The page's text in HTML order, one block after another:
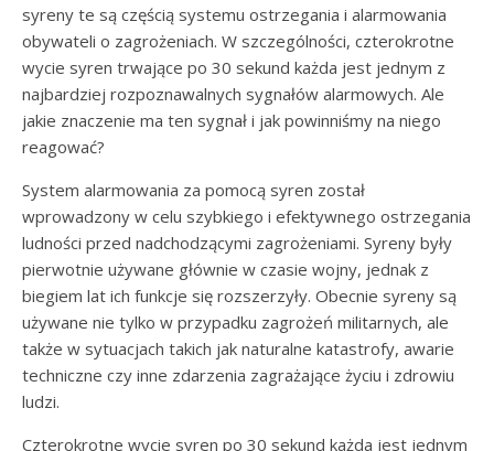
syreny te są częścią systemu ostrzegania i alarmowania
obywateli o zagrożeniach. W szczególności, czterokrotne
wycie syren trwające po 30 sekund każda jest jednym z
najbardziej rozpoznawalnych sygnałów alarmowych. Ale
jakie znaczenie ma ten sygnał i jak powinniśmy na niego
reagować?
System alarmowania za pomocą syren został
wprowadzony w celu szybkiego i efektywnego ostrzegania
ludności przed nadchodzącymi zagrożeniami. Syreny były
pierwotnie używane głównie w czasie wojny, jednak z
biegiem lat ich funkcje się rozszerzyły. Obecnie syreny są
używane nie tylko w przypadku zagrożeń militarnych, ale
także w sytuacjach takich jak naturalne katastrofy, awarie
techniczne czy inne zdarzenia zagrażające życiu i zdrowiu
ludzi.
Czterokrotne wycie syren po 30 sekund każda jest jednym